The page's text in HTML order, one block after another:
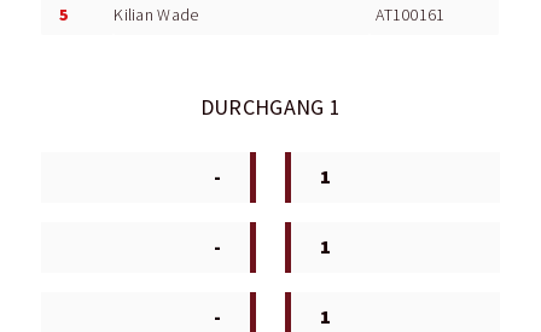
5 Kilian Wade AT100161
DURCHGANG 1
- 1
- 1
- 1